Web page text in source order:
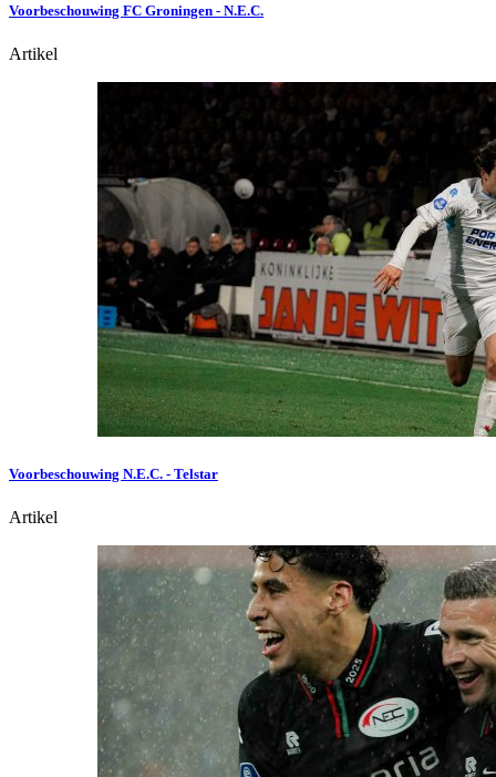
Voorbeschouwing FC Groningen - N.E.C.
Artikel
Voorbeschouwing N.E.C. - Telstar
Artikel